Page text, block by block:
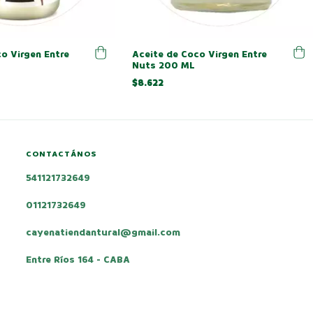
Virgen Entre
Aceite de Coco Virgen Entre
Nuts 200 ML
$8.622
CONTACTÁNOS
541121732649
01121732649
cayenatiendantural@gmail.com
Entre Ríos 164 - CABA